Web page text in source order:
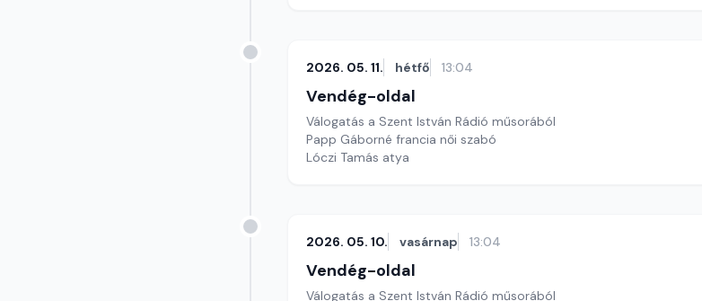
2026. 05. 11. hétfő 13:04
Vendég-oldal
Válogatás a Szent István Rádió műsorából
Papp Gáborné francia női szabó
Lóczi Tamás atya
2026. 05. 10. vasárnap 13:04
Vendég-oldal
Válogatás a Szent István Rádió műsorából